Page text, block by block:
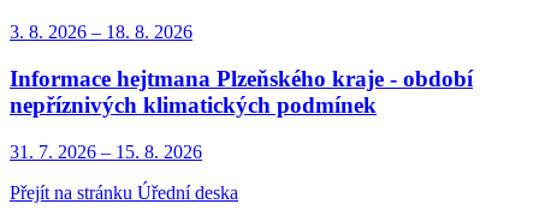
3. 8. 2026 – 18. 8. 2026
Informace hejtmana Plzeňského kraje - období
nepříznivých klimatických podmínek
31. 7. 2026 – 15. 8. 2026
Přejít na stránku Úřední deska